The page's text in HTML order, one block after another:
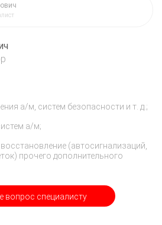
вопрос специалисту
а/м, систем безопасности и т. д.;
а/м;
(автосигнализаций,
прочего дополнительного